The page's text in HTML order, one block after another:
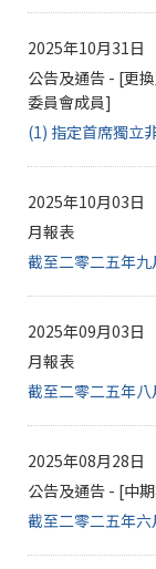
2025年10月31日
公告及通告 - [更
委員會成員]
(1) 指定首席獨立
2025年10月03日
月報表
截至二零二五年
2025年09月03日
月報表
截至二零二五年
2025年08月28日
公告及通告 - [中
截至二零二五年